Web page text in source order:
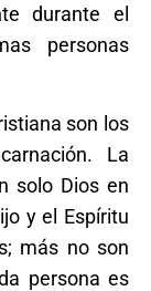
durante el
personas
son los
La
solo Dios en
y el Espíritu
más no son
persona es